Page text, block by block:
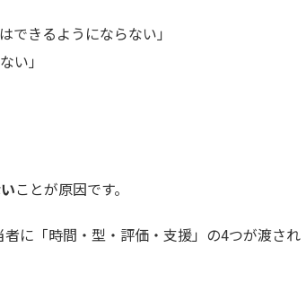
できるようにならない」
い」
ことが原因です。
に「時間・型・評価・支援」の4つが渡され